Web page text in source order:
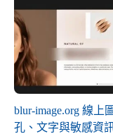
blur-image.org 線
孔、文字與敏感資